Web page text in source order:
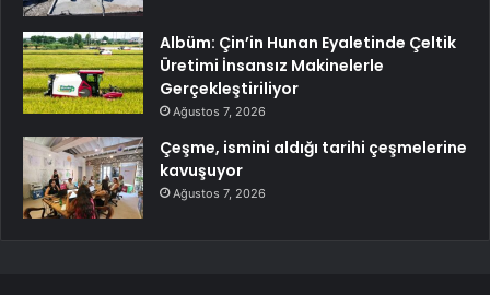
Albüm: Çin’in Hunan Eyaletinde Çeltik
Üretimi İnsansız Makinelerle
Gerçekleştiriliyor
Ağustos 7, 2026
Çeşme, ismini aldığı tarihi çeşmelerine
kavuşuyor
Ağustos 7, 2026